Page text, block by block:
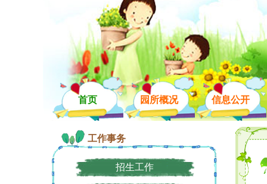
首页 园所概况 信息公开
工作事务
招生工作